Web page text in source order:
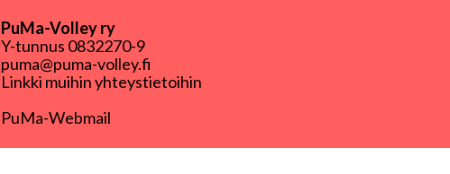
PuMa-Volley ry
Y-tunnus 0832270-9
puma@puma-volley.fi
Linkki muihin yhteystietoihin
PuMa-Webmail